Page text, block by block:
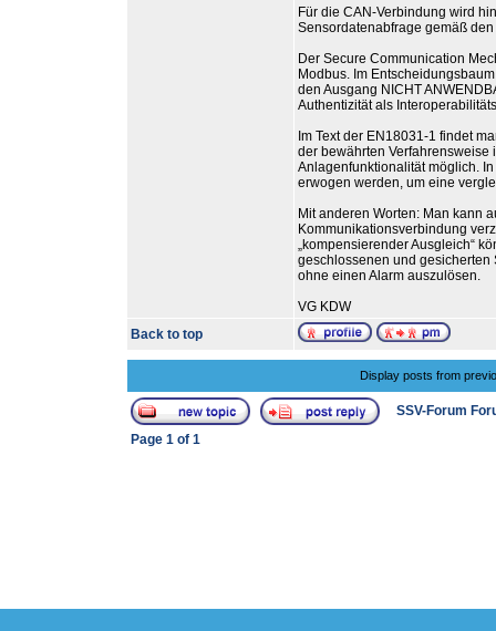
Für die CAN-Verbindung wird
Sensordatenabfrage gemäß
Der Secure Communication
Modbus. Im
den Ausgang NICHT
Authentizität als
Im Text der EN18031-1 findet
der bewährten
Anlagenfunktionalität möglich.
erwogen werden, um eine
Mit anderen Worten: Man kann
Kommunikationsverbindung
„kompensierender Ausgleich“
geschlossenen und gesicherten
ohne einen Alarm auszulösen.
VG KDW
Back to top
Display posts from
SSV-Forum
Page 1 of 1